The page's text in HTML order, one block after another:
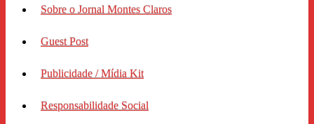
Sobre o Jornal Montes Claros
Guest Post
Publicidade / Mídia Kit
Responsabilidade Social